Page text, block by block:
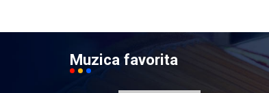
Muzica favorita